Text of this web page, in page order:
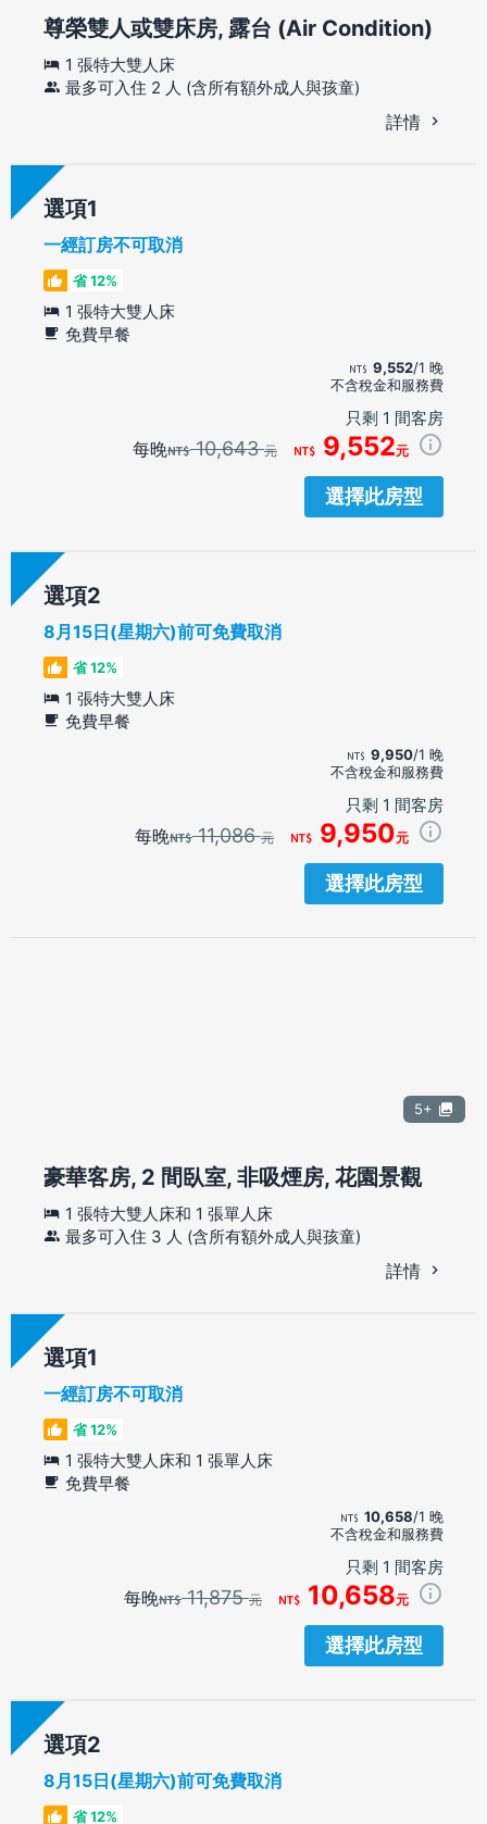
尊榮雙人或雙床房, 露台 (Air Condition)
1 張特大雙人床
最多可入住 2 人 (含所有額外成人與孩童)
詳情
選項
一經訂房不可取消
省 12%
1 張特大雙人床
免費早餐
9,552/1 晚
不含稅金和服務費
只剩 1 間客房
每晚 10,643元 9,552元
選擇此房型
選項
8月15日(星期六)前可免費取消
省 12%
1 張特大雙人床
免費早餐
9,950/1 晚
不含稅金和服務費
只剩 1 間客房
每晚 11,086元 9,950元
選擇此房型
5+
豪華客房, 2 間臥室, 非吸煙房, 花園景觀
1 張特大雙人床和 1 張單人床
最多可入住 3 人 (含所有額外成人與孩童)
詳情
選項
一經訂房不可取消
省 12%
1 張特大雙人床和 1 張單人床
免費早餐
10,658/1 晚
不含稅金和服務費
只剩 1 間客房
每晚 11,875元 10,658元
選擇此房型
選項
8月15日(星期六)前可免費取消
省 12%